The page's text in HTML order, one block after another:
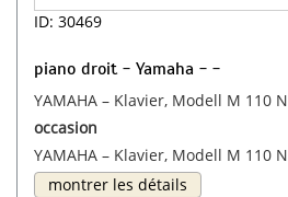
ID: 30469
piano droit - Yamaha - -
YAMAHA – Klavier, Modell M 110 N
occasion
YAMAHA – Klavier, Modell M 110 N
montrer les détails